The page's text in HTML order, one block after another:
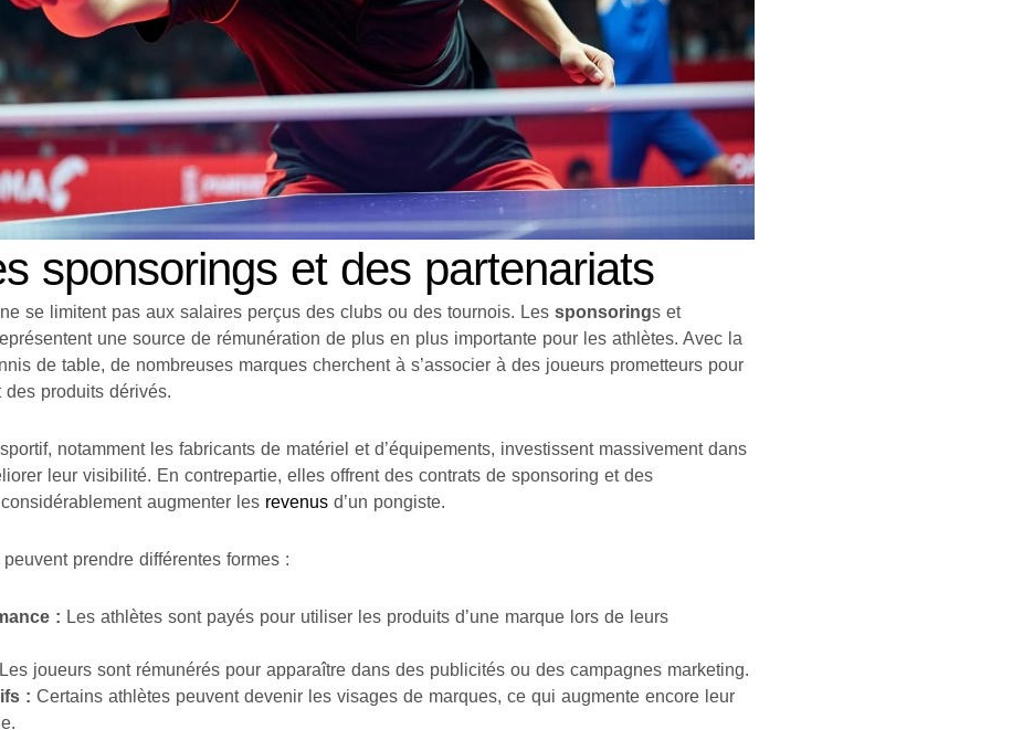
sponsorings et des partenariats
se limitent pas aux salaires perçus des clubs ou des tournois. Les sponsorings et
une source de rémunération de plus en plus importante pour les athlètes. Avec la
de table, de nombreuses marques cherchent à s’associer à des joueurs prometteurs pour
produits dérivés.
notamment les fabricants de matériel et d’équipements, investissent massivement dans
leur visibilité. En contrepartie, elles offrent des contrats de sponsoring et des
augmenter les revenus d’un pongiste.
prendre différentes formes :
: Les athlètes sont payés pour utiliser les produits d’une marque lors de leurs
Les joueurs sont rémunérés pour apparaître dans des publicités ou des campagnes marketing.
: Certains athlètes peuvent devenir les visages de marques, ce qui augmente encore leur